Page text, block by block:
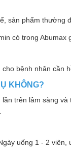
sản phẩm thường
có trong
bệnh nhân cần
KHÔNG?
trên lâm sàng
uống 1 - 2 viên,